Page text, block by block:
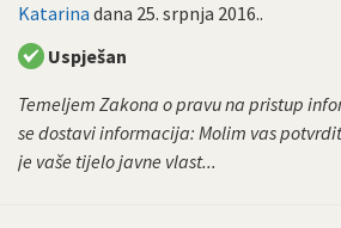
Katarina dana 25. srpnja 2016..
Uspješan
Temeljem Zakona o pravu na pristup
se dostavi informacija: Molim vas
je vaše tijelo javne vlast...